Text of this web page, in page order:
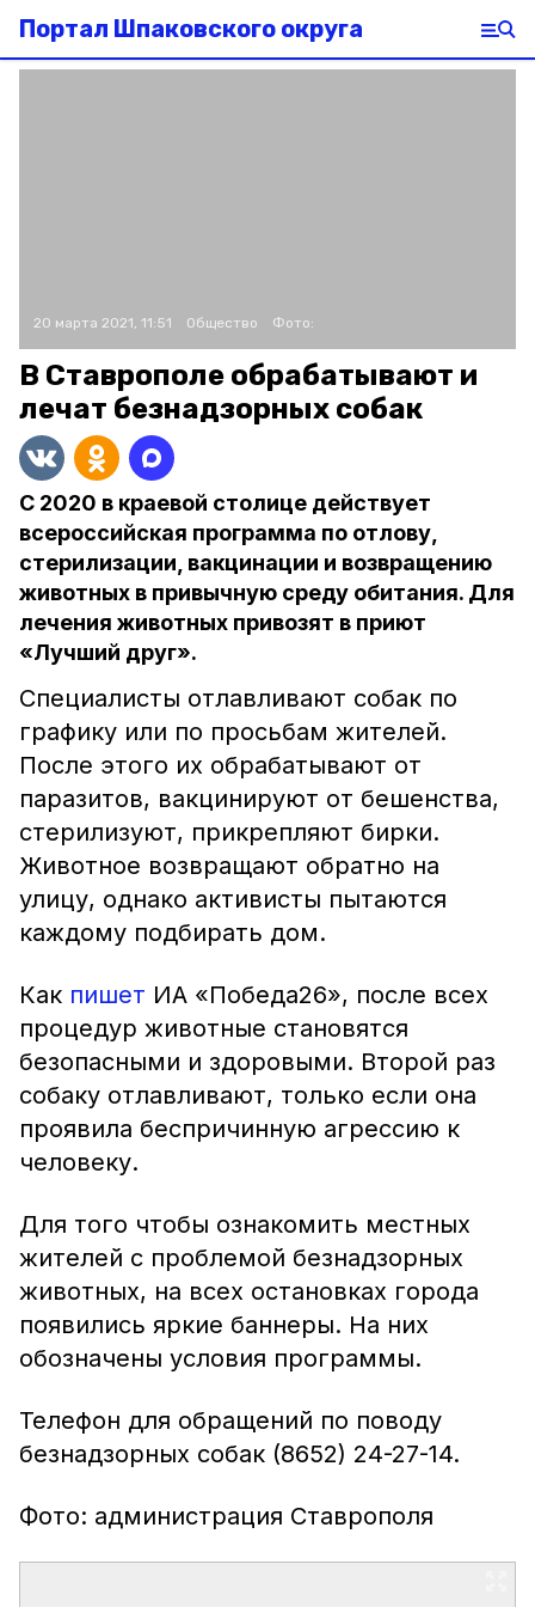
Портал Шпаковского округа
20 марта 2021, 11:51 Общество Фото:
В Ставрополе обрабатывают и
лечат безнадзорных собак
С 2020 в краевой столице действует
всероссийская программа по отлову,
стерилизации, вакцинации и возвращению
животных в привычную среду обитания. Для
лечения животных привозят в приют
«Лучший друг».
Специалисты отлавливают собак по
графику или по просьбам жителей.
После этого их обрабатывают от
паразитов, вакцинируют от бешенства,
стерилизуют, прикрепляют бирки.
Животное возвращают обратно на
улицу, однако активисты пытаются
каждому подбирать дом.
Как пишет ИА «Победа26», после всех
процедур животные становятся
безопасными и здоровыми. Второй раз
собаку отлавливают, только если она
проявила беспричинную агрессию к
человеку.
Для того чтобы ознакомить местных
жителей с проблемой безнадзорных
животных, на всех остановках города
появились яркие баннеры. На них
обозначены условия программы.
Телефон для обращений по поводу
безнадзорных собак (8652) 24-27-14.
Фото: администрация Ставрополя